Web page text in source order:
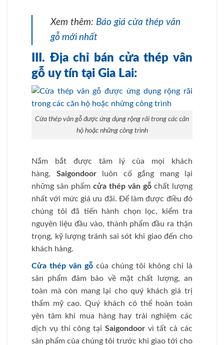
Xem thêm: Báo giá cửa thép vân
gỗ mới nhất
III. Địa chỉ bán cửa thép vân
gỗ uy tín tại Gia Lai:
Cửa thép vân gỗ được ứng dụng rộng rãi trong các căn
hộ hoặc những công trình
Nắm bắt được tâm lý của mọi khách
hàng, Saigondoorluôn cố gắng mang lại
những sản phẩm cửa thép vân gỗ chất lượng
nhất với mức giá ưu đãi. Để làm được điều đó
chúng tôi đã tiến hành chọn lọc, kiểm tra
nguyên liệu đầu vào, thành phẩm đầu ra thận
trọng, kỹ lượng tránh sai sót khi giao đến cho
khách hàng.
Cửa thép vân gỗ của chúng tôi không chỉ là
sản phẩm đảm bảo về mặt chất lượng, an
toàn mà còn mang lại cho quý khách giá trị
thẩm mỹ cao. Quý khách có thể hoàn toàn
yên tâm khi mua hàng hay trải nghiệm các
dịch vụ thi công tại Saigondoorvì tất cả các
sản phẩm của chúng tôi trước khi giao tới cho